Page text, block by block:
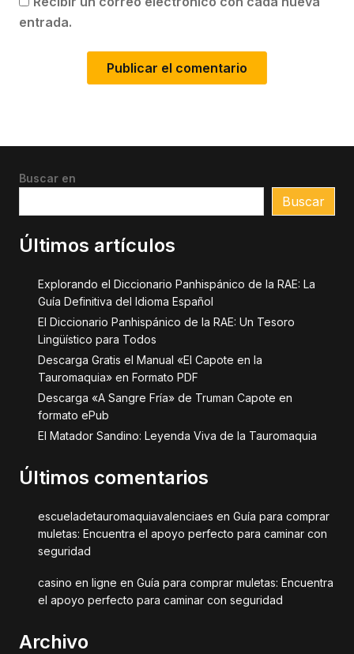
entrada.
Buscar en
Buscar
Últimos artículos
Explorando el Diccionario Panhispánico de la RAE: La
Guía Definitiva del Idioma Español
El Diccionario Panhispánico de la RAE: Un Tesoro
Lingüístico para Todos
Descarga Gratis el Manual «El Capote en la
Tauromaquia» en Formato PDF
Descarga «A Sangre Fría» de Truman Capote en
formato ePub
El Matador Sandino: Leyenda Viva de la Tauromaquia
Últimos comentarios
escueladetauromaquiavalenciaes en Guía para comprar
muletas: Encuentra el apoyo perfecto para caminar con
seguridad
casino en ligne en Guía para comprar muletas: Encuentra
el apoyo perfecto para caminar con seguridad
Archivo